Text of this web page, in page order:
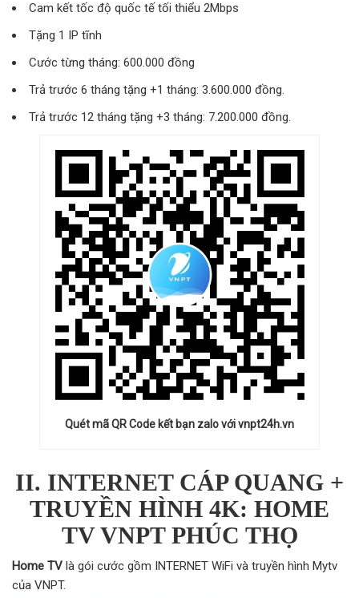
Cam kết tốc độ quốc tế tối thiểu 2Mbps
Tặng 1 IP tĩnh
Cước từng tháng: 600.000 đồng
Trả trước 6 tháng tặng +1 tháng: 3.600.000 đồng.
Trả trước 12 tháng tặng +3 tháng: 7.200.000 đồng.
Quét mã QR Code kết bạn zalo với vnpt24h.vn
II. INTERNET CÁP QUANG +
TRUYỀN HÌNH 4K: HOME
TV VNPT PHÚC THỌ
Home TV là gói cước gồm INTERNET WiFi và truyền hình Mytv
của VNPT.